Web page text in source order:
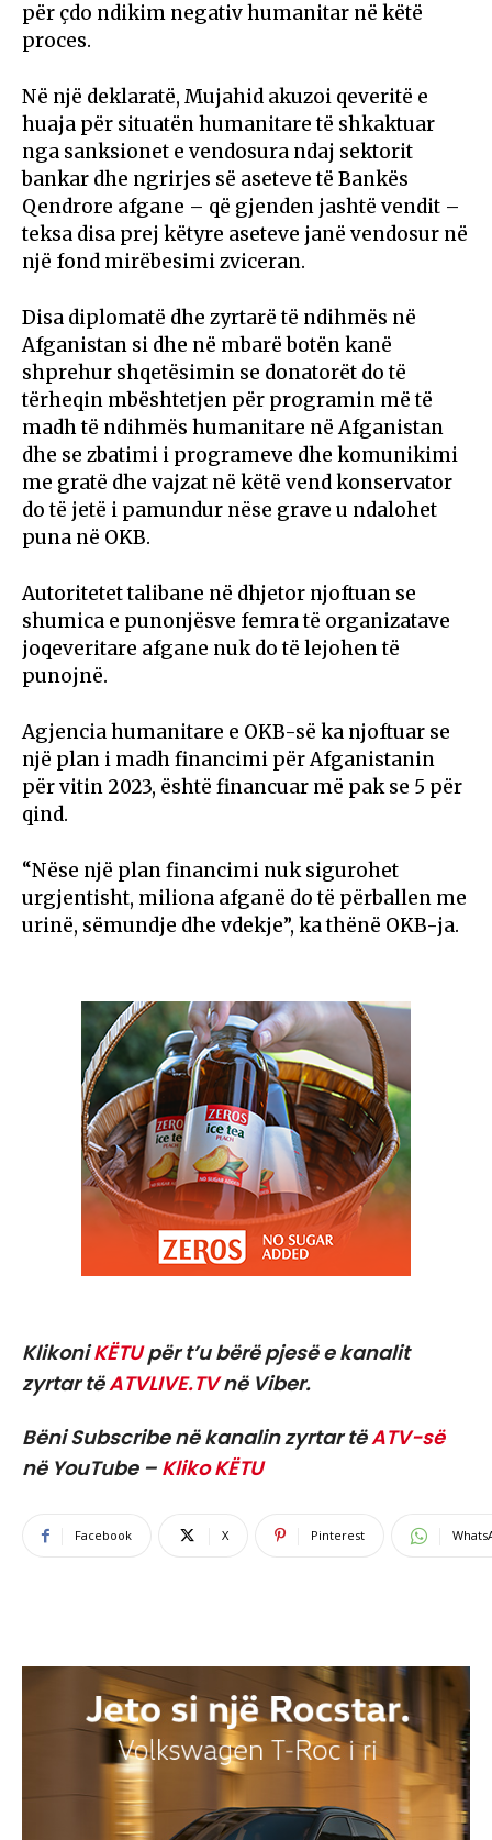
për çdo ndikim negativ humanitar në këtë
proces.
Në një deklaratë, Mujahid akuzoi qeveritë e
huaja për situatën humanitare të shkaktuar
nga sanksionet e vendosura ndaj sektorit
bankar dhe ngrirjes së aseteve të Bankës
Qendrore afgane – që gjenden jashtë vendit –
teksa disa prej këtyre aseteve janë vendosur në
një fond mirëbesimi zviceran.
Disa diplomatë dhe zyrtarë të ndihmës në
Afganistan si dhe në mbarë botën kanë
shprehur shqetësimin se donatorët do të
tërheqin mbështetjen për programin më të
madh të ndihmës humanitare në Afganistan
dhe se zbatimi i programeve dhe komunikimi
me gratë dhe vajzat në këtë vend konservator
do të jetë i pamundur nëse grave u ndalohet
puna në OKB.
Autoritetet talibane në dhjetor njoftuan se
shumica e punonjësve femra të organizatave
joqeveritare afgane nuk do të lejohen të
punojnë.
Agjencia humanitare e OKB-së ka njoftuar se
një plan i madh financimi për Afganistanin
për vitin 2023, është financuar më pak se 5 për
qind.
“Nëse një plan financimi nuk sigurohet
urgjentisht, miliona afganë do të përballen me
urinë, sëmundje dhe vdekje”, ka thënë OKB-ja.
KlikoniKËTUpër t’u bërë pjesë e kanalit
zyrtar tëATVLIVE.TVnë Viber.
Bëni Subscribe në kanalin zyrtar tëATV-së
në YouTube – Kliko KËTU
Facebook X Pinterest